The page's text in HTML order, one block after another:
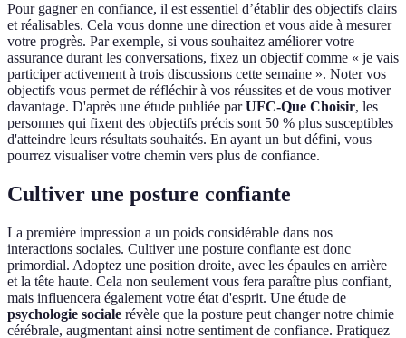
Pour gagner en confiance, il est essentiel d’établir des objectifs clairs
et réalisables. Cela vous donne une direction et vous aide à mesurer
votre progrès. Par exemple, si vous souhaitez améliorer votre
assurance durant les conversations, fixez un objectif comme « je vais
participer activement à trois discussions cette semaine ». Noter vos
objectifs vous permet de réfléchir à vos réussites et de vous motiver
davantage. D'après une étude publiée parUFC-Que Choisir, les
personnes qui fixent des objectifs précis sont 50 % plus susceptibles
d'atteindre leurs résultats souhaités. En ayant un but défini, vous
pourrez visualiser votre chemin vers plus de confiance.
Cultiver une posture confiante
La première impression a un poids considérable dans nos
interactions sociales. Cultiver une posture confiante est donc
primordial. Adoptez une position droite, avec les épaules en arrière
et la tête haute. Cela non seulement vous fera paraître plus confiant,
mais influencera également votre état d'esprit. Une étude de
psychologie sociale révèle que la posture peut changer notre chimie
cérébrale, augmentant ainsi notre sentiment de confiance. Pratiquez